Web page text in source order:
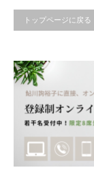
トップページに戻る